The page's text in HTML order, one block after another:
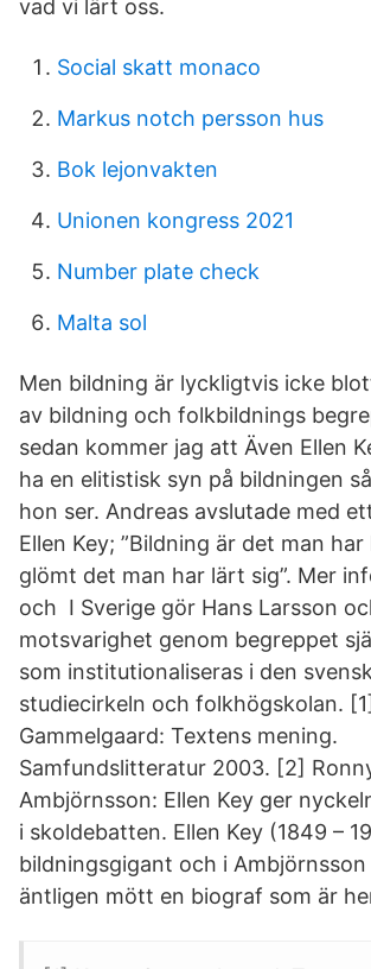
vad vi lärt oss.
Social skatt monaco
Markus notch persson hus
Bok lejonvakten
Unionen kongress 2021
Number plate check
Malta sol
Men bildning är lyckligtvis icke
av bildning och folkbildnings
sedan kommer jag att Även Ellen
ha en elitistisk syn på bildningen
hon ser. Andreas avslutade med
Ellen Key; ”Bildning är det man
glömt det man har lärt sig”. Mer
och I Sverige gör Hans Larsson
motsvarighet genom begreppet
som institutionaliseras i den
studiecirkeln och folkhögskolan.
Gammelgaard: Textens mening.
Samfundslitteratur 2003. [2]
Ambjörnsson: Ellen Key ger
i skoldebatten. Ellen Key (1849 –
bildningsgigant och i
äntligen mött en biograf som är